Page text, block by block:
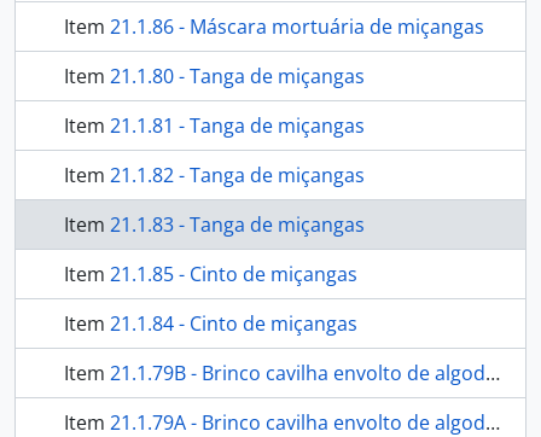
Item 21.1.86 - Máscara mortuária de miçangas
Item 21.1.80 - Tanga de miçangas
Item 21.1.81 - Tanga de miçangas
Item 21.1.82 - Tanga de miçangas
Item 21.1.83 - Tanga de miçangas
Item 21.1.85 - Cinto de miçangas
Item 21.1.84 - Cinto de miçangas
Item 21.1.79B - Brinco cavilha envolto de algodão
Item 21.1.79A - Brinco cavilha envolto de algodão